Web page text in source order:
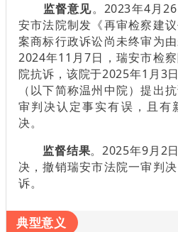
监督意见。2023年4月
安市法院制发《再审检察建
案商标行政诉讼尚未终审为
2024年11月7日，瑞安市检
院抗诉，该院于2025年1月3
（以下简称温州中院）提出
审判决认定事实有误，且有
决。
监督结果。2025年9月2
决，撤销瑞安市法院一审判
诉。
典型意义